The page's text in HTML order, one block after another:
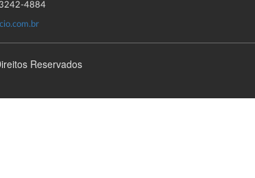
4884
Reservados